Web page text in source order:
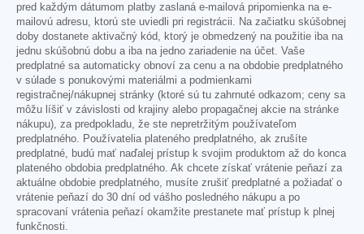
pred každým dátumom platby zaslaná e-mailová pripomienka na e-
mailovú adresu, ktorú ste uviedli pri registrácii. Na začiatku skúšobnej
doby dostanete aktivačný kód, ktorý je obmedzený na použitie iba na
jednu skúšobnú dobu a iba na jedno zariadenie na účet. Vaše
predplatné sa automaticky obnoví za cenu a na obdobie predplatného
v súlade s ponukovými materiálmi a podmienkami
registračnej/nákupnej stránky (ktoré sú tu zahrnuté odkazom; ceny sa
môžu líšiť v závislosti od krajiny alebo propagačnej akcie na stránke
nákupu), za predpokladu, že ste nepretržitým používateľom
predplatného. Používatelia plateného predplatného, ak zrušíte
predplatné, budú mať naďalej prístup k svojim produktom až do konca
plateného obdobia predplatného. Ak chcete získať vrátenie peňazí za
aktuálne obdobie predplatného, musíte zrušiť predplatné a požiadať o
vrátenie peňazí do 30 dní od vášho posledného nákupu a po
spracovaní vrátenia peňazí okamžite prestanete mať prístup k plnej
funkčnosti.